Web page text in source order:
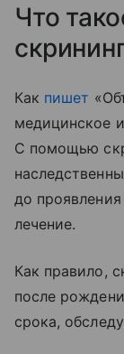
Что
Как пишет
медицинское
С помощью
до
лечение.
Как правило,
после
срока,